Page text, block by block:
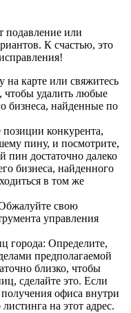
подавление или
К счастью, это
на карте или свяжитесь
чтобы удалить любые
бизнеса, найденные по
конкурента,
пину, и посмотрите,
пин достаточно далеко
бизнеса, найденного
в том же
свою
управления
города: Определите,
предполагаемой
близко, чтобы
сделайте это. Если
офиса внутри
на этот адрес.